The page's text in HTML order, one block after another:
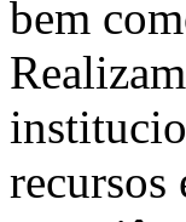
bem
recursos